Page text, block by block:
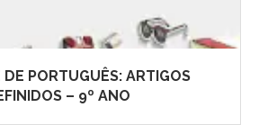
PORTUGUÊS: ARTIGOS
– 9º ANO